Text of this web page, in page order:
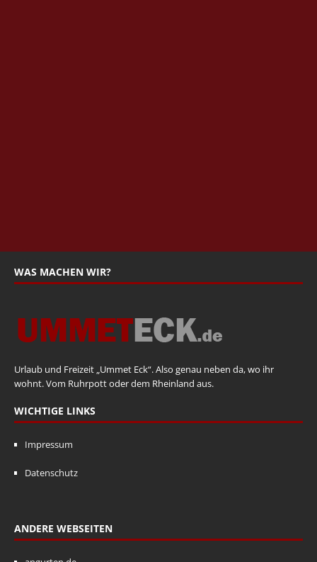
WAS MACHEN WIR?
Urlaub und Freizeit „Ummet Eck“. Also genau neben da, wo ihr
wohnt. Vom Ruhrpott oder dem Rheinland aus.
WICHTIGE LINKS
Impressum
Datenschutz
ANDERE WEBSEITEN